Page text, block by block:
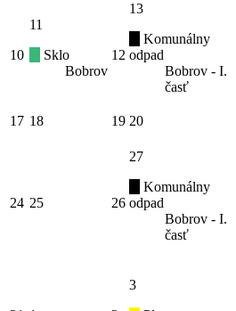
10
11
Sklo
Bobrov
12
13
Komunálny
odpad
Bobrov - I.
časť
17 18 19 20
24 25 26
27
Komunálny
odpad
Bobrov - I.
časť
3